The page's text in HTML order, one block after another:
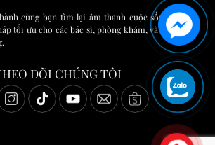
cùng bạn tìm lại âm thanh cuộc sống và
tối ưu cho các bác sĩ, phòng khám, và bệnh
DÕI CHÚNG TÔI